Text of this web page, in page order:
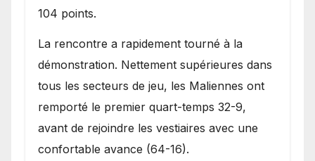
104 points.
La rencontre a rapidement tourné à la
démonstration. Nettement supérieures dans
tous les secteurs de jeu, les Maliennes ont
remporté le premier quart-temps 32-9,
avant de rejoindre les vestiaires avec une
confortable avance (64-16).